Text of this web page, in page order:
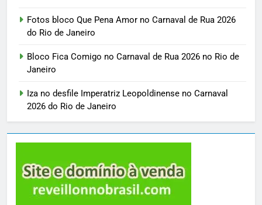
Fotos bloco Que Pena Amor no Carnaval de Rua 2026
do Rio de Janeiro
Bloco Fica Comigo no Carnaval de Rua 2026 no Rio de
Janeiro
Iza no desfile Imperatriz Leopoldinense no Carnaval
2026 do Rio de Janeiro